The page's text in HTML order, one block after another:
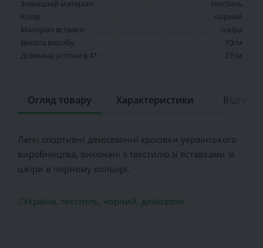
Зовнішній матеріал:
текстиль
Колір:
чорний
Матеріал вставки:
шкіра
Висота виробу:
10см
Довжина устілки в 41:
27см
Огляд товару Характеристики
Легкі спортивні демісезонні кросівки українського
виробництва, виконані з текстилю зі вставками зі
шкіри в чорному кольорі.
Україна, текстиль, чорний, демісезон